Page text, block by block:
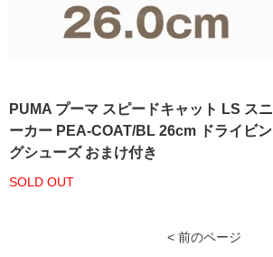
PUMA プーマ スピードキャット LS スニ
ーカー PEA-COAT/BL 26cm ドライビン
グシューズ おまけ付き
SOLD OUT
< 前のページ